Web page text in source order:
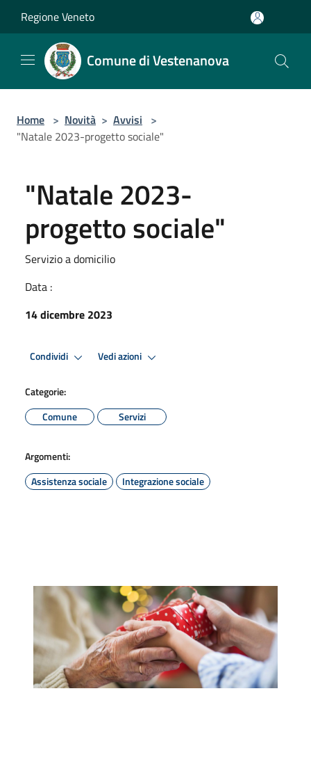
Regione Veneto
Comune di Vestenanova
Home > Novità > Avvisi >
"Natale 2023-progetto sociale"
"Natale 2023-
progetto sociale"
Servizio a domicilio
Data :
14 dicembre 2023
Condividi Vedi azioni
Categorie:
Comune
Servizi
Argomenti:
Assistenza sociale
Integrazione sociale